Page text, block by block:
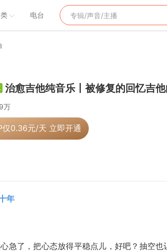
电台
治愈吉他纯音乐丨被修复的回忆吉他
万
仅0.36元/天 立即开通
年
急了，把心态放得平稳点儿，好吧？抽空也